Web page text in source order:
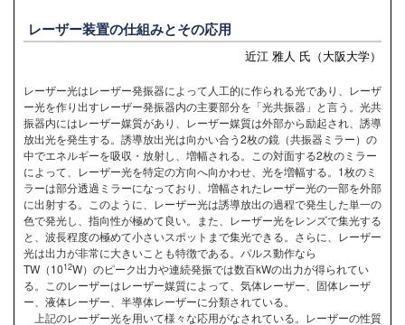
レーザー装置の仕組みとその応用
近江 雅人 氏（大阪大学）
レーザー光はレーザー発振器によって人工的に作られる光であり、レーザ
ー光を作り出すレーザー発振器内の主要部分を「光共振器」と言う。光共
振器内にはレーザー媒質があり、レーザー媒質は外部から励起され、誘導
放出光を発生する。誘導放出光は向かい合う2枚の鏡（共振器ミラー）の
中でエネルギーを吸収・放射し、増幅される。この対面する2枚のミラー
によって、レーザー光を特定の方向へ向かわせ、光を増幅する。1枚のミ
ラーは部分透過ミラーになっており、増幅されたレーザー光の一部を外部
に出射する。このように、レーザー光は誘導放出の過程で発生した単一の
色で発光し、指向性が極めて良い。また、レーザー光をレンズで集光する
と、波長程度の極めて小さいスポットまで集光できる。さらに、レーザー
光は出力が非常に大きいことも特徴である。パルス動作なら
TW（1012W）のピーク出力や連続発振では数百kWの出力が得られてい
る。このレーザーはレーザー媒質によって、気体レーザー、固体レーザ
ー、液体レーザー、半導体レーザーに分類されている。
上記のレーザー光を用いて様々な応用がなされている。レーザーの性質